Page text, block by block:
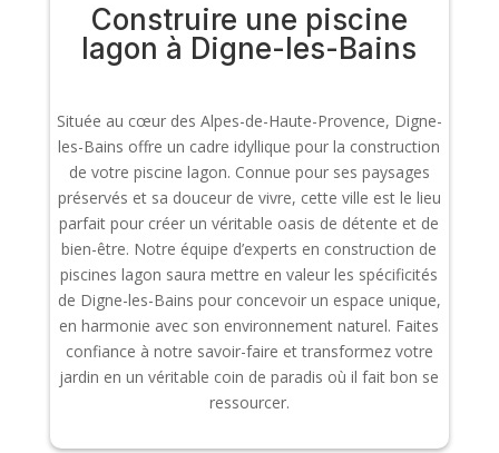
Construire une piscine
lagon à Digne-les-Bains
Située au cœur des Alpes-de-Haute-Provence, Digne-
les-Bains offre un cadre idyllique pour la construction
de votre piscine lagon. Connue pour ses paysages
préservés et sa douceur de vivre, cette ville est le lieu
parfait pour créer un véritable oasis de détente et de
bien-être. Notre équipe d’experts en construction de
piscines lagon saura mettre en valeur les spécificités
de Digne-les-Bains pour concevoir un espace unique,
en harmonie avec son environnement naturel. Faites
confiance à notre savoir-faire et transformez votre
jardin en un véritable coin de paradis où il fait bon se
ressourcer.